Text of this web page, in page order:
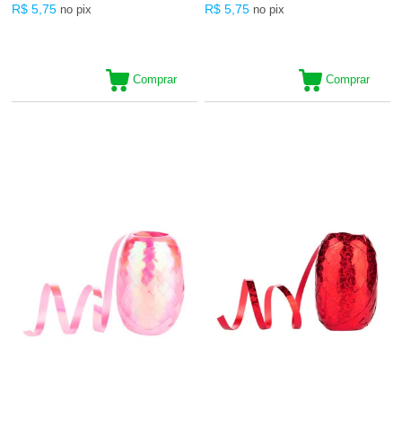
R$ 5,75 no pix
Comprar
R$ 5,75 no pix
Comprar